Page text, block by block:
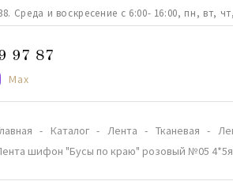
Среда и воскресение с 6:00- 16:00, пн, вт,
97 87
Max
Каталог Лента Тканевая
шифон "Бусы по краю" розовый №05